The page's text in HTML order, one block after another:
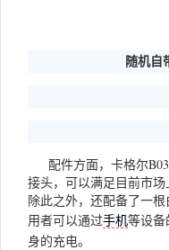
随机自
配件方面，卡格尔
接头，可以满足目前市场
除此之外，还配备了一
用者可以通过手机等设备
身的充电。